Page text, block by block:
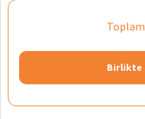
Toplam
Birlikte